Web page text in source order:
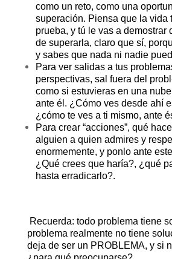
como un reto, como una
superación. Piensa que la vida
prueba, y tú le vas a demostrar
de superarla, claro que sí,
y sabes que nada ni nadie
Para ver salidas a tus
perspectivas, sal fuera del
como si estuvieras en una
ante él. ¿Cómo ves desde ahí
¿cómo te ves a ti mismo, ante
Para crear “acciones”, qué
alguien a quien admires y
enormemente, y ponlo ante
¿Qué crees que haría?, ¿qué
hasta erradicarlo?.
Recuerda: todo problema tiene
problema realmente no tiene
deja de ser un PROBLEMA, y si